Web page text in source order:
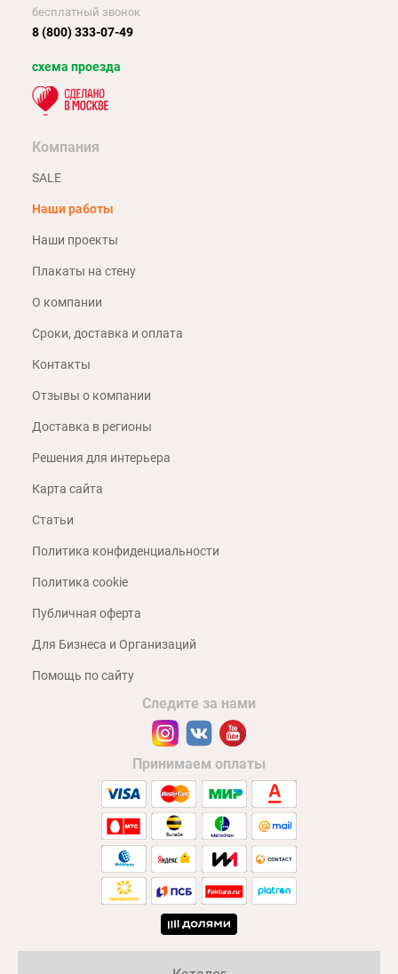
бесплатный звонок
8 (800) 333-07-49
схема проезда
Компания
SALE
Наши работы
Наши проекты
Плакаты на стену
О компании
Сроки, доставка и оплата
Контакты
Отзывы о компании
Доставка в регионы
Решения для интерьера
Карта сайта
Статьи
Политика конфиденциальности
Политика cookie
Публичная оферта
Для Бизнеса и Организаций
Помощь по сайту
Следите за нами
Принимаем оплаты